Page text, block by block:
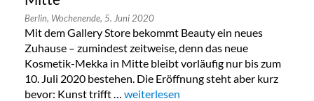
Berlin, Wochenende, 5. Juni 2020
Mit dem Gallery Store bekommt Beauty ein neues
Zuhause – zumindest zeitweise, denn das neue
Kosmetik-Mekka in Mitte bleibt vorläufig nur bis zum
10. Juli 2020 bestehen. Die Eröffnung steht aber kurz
bevor: Kunst trifft … „Kunst trifft Beauty: The Gallery Store
weiterlesen